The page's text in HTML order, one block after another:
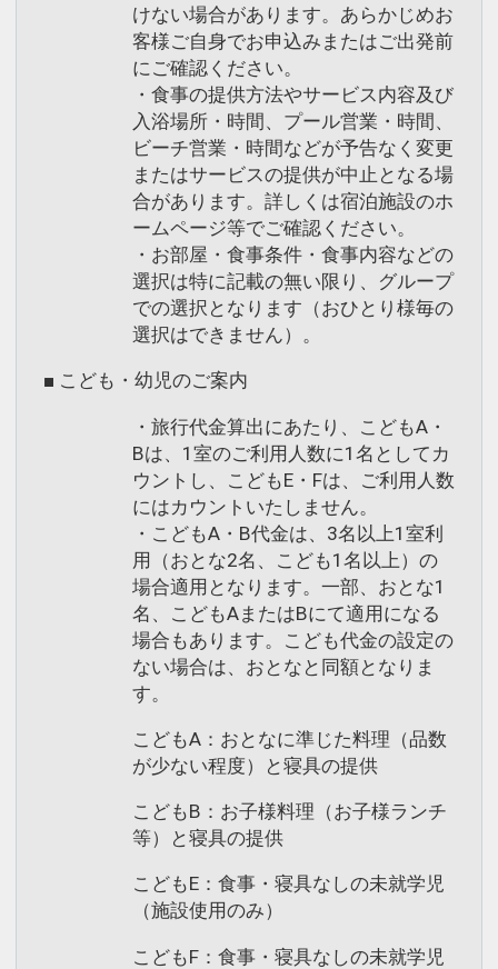
けない場合があります。あらかじめお
客様ご自身でお申込みまたはご出発前
にご確認ください。
・食事の提供方法やサービス内容及び
入浴場所・時間、プール営業・時間、
ビーチ営業・時間などが予告なく変更
またはサービスの提供が中止となる場
合があります。詳しくは宿泊施設のホ
ームページ等でご確認ください。
・お部屋・食事条件・食事内容などの
選択は特に記載の無い限り、グループ
での選択となります（おひとり様毎の
選択はできません）。
■ こども・幼児のご案内
・旅行代金算出にあたり、こどもA・
Bは、1室のご利用人数に1名としてカ
ウントし、こどもE・Fは、ご利用人数
にはカウントいたしません。
・こどもA・B代金は、3名以上1室利
用（おとな2名、こども1名以上）の
場合適用となります。一部、おとな1
名、こどもAまたはBにて適用になる
場合もあります。こども代金の設定の
ない場合は、おとなと同額となりま
す。
こどもA：おとなに準じた料理（品数
が少ない程度）と寝具の提供
こどもB：お子様料理（お子様ランチ
等）と寝具の提供
こどもE：食事・寝具なしの未就学児
（施設使用のみ）
こどもF：食事・寝具なしの未就学児